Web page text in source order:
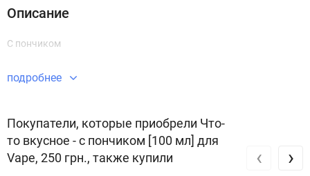
Описание
С пончиком
подробнее
Покупатели, которые приобрели Что-
то вкусное - с пончиком [100 мл] для
Vape, 250 грн., также купили
‹ ›